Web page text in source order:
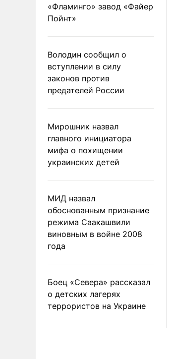
«Фламинго» завод «Файер
Пойнт»
Володин сообщил о
вступлении в силу
законов против
предателей России
Мирошник назвал
главного инициатора
мифа о похищении
украинских детей
МИД назвал
обоснованным признание
режима Саакашвили
виновным в войне 2008
года
Боец «Севера» рассказал
о детских лагерях
террористов на Украине